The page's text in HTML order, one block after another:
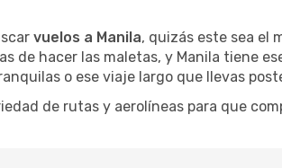
vuelos a Manila, quizás este sea el
de hacer las maletas, y Manila tiene
o ese viaje largo que llevas
de rutas y aerolíneas para que